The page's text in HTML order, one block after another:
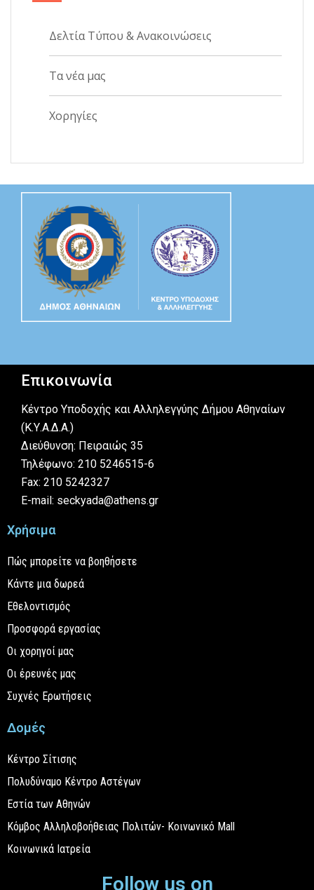
Δελτία Τύπου & Ανακοινώσεις
Τα νέα μας
Χορηγίες
Επικοινωνία
Κέντρο Υποδοχής και Αλληλεγγύης Δήμου Αθηναίων
(Κ.Υ.Α.Δ.Α.)
Διεύθυνση: Πειραιώς 35
Τηλέφωνο: 210 5246515-6
Fax: 210 5242327
E-mail: seckyada@athens.gr
Χρήσιμα
Πώς μπορείτε να βοηθήσετε
Κάντε μια δωρεά
Εθελοντισμός
Προσφορά εργασίας
Οι χορηγοί μας
Οι έρευνές μας
Συχνές Ερωτήσεις
Δομές
Κέντρο Σίτισης
Πολυδύναμο Κέντρο Αστέγων
Εστία των Αθηνών
Κόμβος Αλληλοβοήθειας Πολιτών- Κοινωνικό Mall
Κοινωνικά Ιατρεία
Follow us on